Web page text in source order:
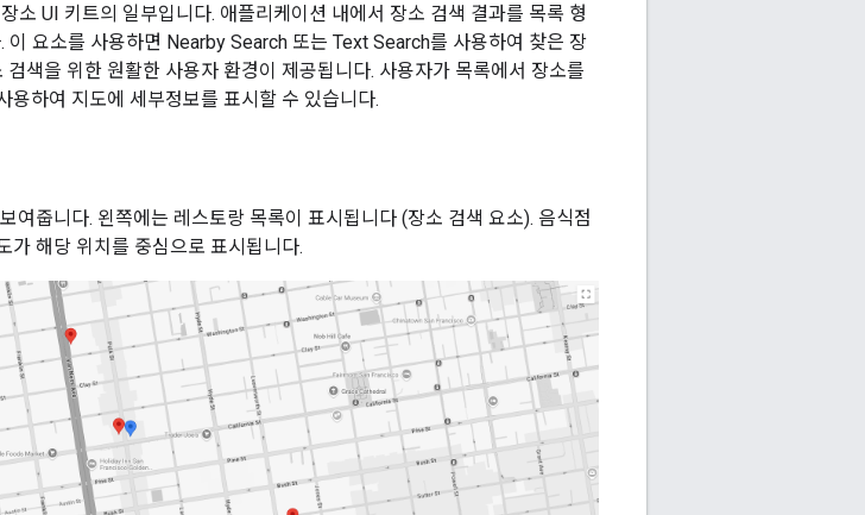
UI 키트의 일부입니다. 애플리케이션 내에서 장소 검색 결과를 목록 형
요소를 사용하면 Nearby Search 또는 Text Search를 사용하여 찾은 장
색을 위한 원활한 사용자 환경이 제공됩니다. 사용자가 목록에서 장소를
용하여 지도에 세부정보를 표시할 수 있습니다.
여줍니다. 왼쪽에는 레스토랑 목록이 표시됩니다 (장소 검색 요소). 음식점
가 해당 위치를 중심으로 표시됩니다.